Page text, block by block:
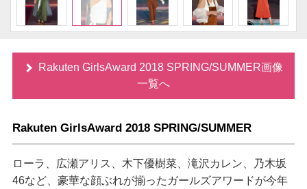
Rakuten GirlsAward 2018 SPRING/SUMMER画像
一覧へ
Rakuten GirlsAward 2018 SPRING/SUMMER
ローラ、広瀬アリス、木下優樹菜、滝沢カレン、乃木坂
46など、豪華な顔ぶれが揃ったガールズアワードが今年